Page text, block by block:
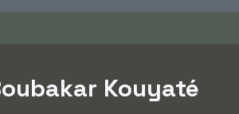
Kouyaté